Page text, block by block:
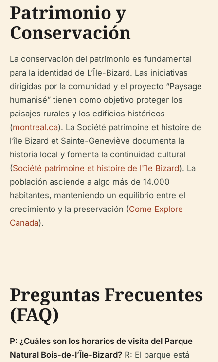
Patrimonio y
Conservación
La conservación del patrimonio es fundamental
para la identidad de L’Île-Bizard. Las iniciativas
dirigidas por la comunidad y el proyecto “Paysage
humanisé” tienen como objetivo proteger los
paisajes rurales y los edificios históricos
(montreal.ca). La Société patrimoine et histoire de
l’île Bizard et Sainte-Geneviève documenta la
historia local y fomenta la continuidad cultural
(Société patrimoine et histoire de l'île Bizard). La
población asciende a algo más de 14.000
habitantes, manteniendo un equilibrio entre el
crecimiento y la preservación (Come Explore
Canada).
Preguntas Frecuentes
(FAQ)
P: ¿Cuáles son los horarios de visita del Parque
Natural Bois-de-l’Île-Bizard? R: El parque está